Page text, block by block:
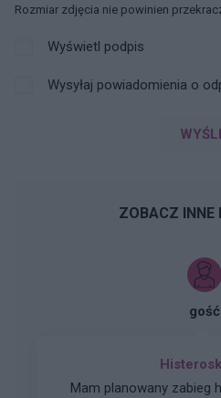
Rozmiar zdjęcia nie powinien
Wyświetl podpis
Wysyłaj powiadomienia o
ZOBACZ INNE
gość
Mam planowany zabieg